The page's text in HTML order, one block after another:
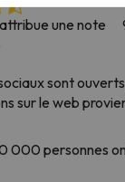
une note
sont
sur le web
000 personnes